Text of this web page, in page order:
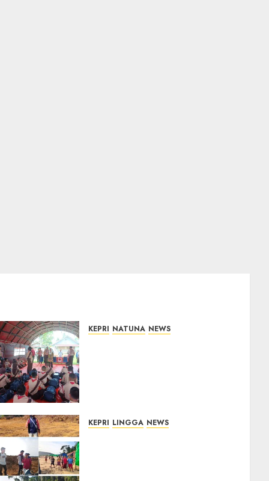
KEPRI NATUNA NEWS
KEPRI LINGGA NEWS